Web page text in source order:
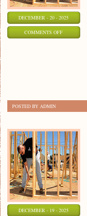
DECEMBER - 20 - 2025
COMMENTS OFFON
POSTED BY ADMIN
DECEMBER - 19 - 2025